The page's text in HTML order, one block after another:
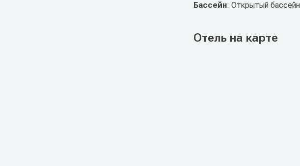
Бассейн: Открытый бассейн
Отель на карте